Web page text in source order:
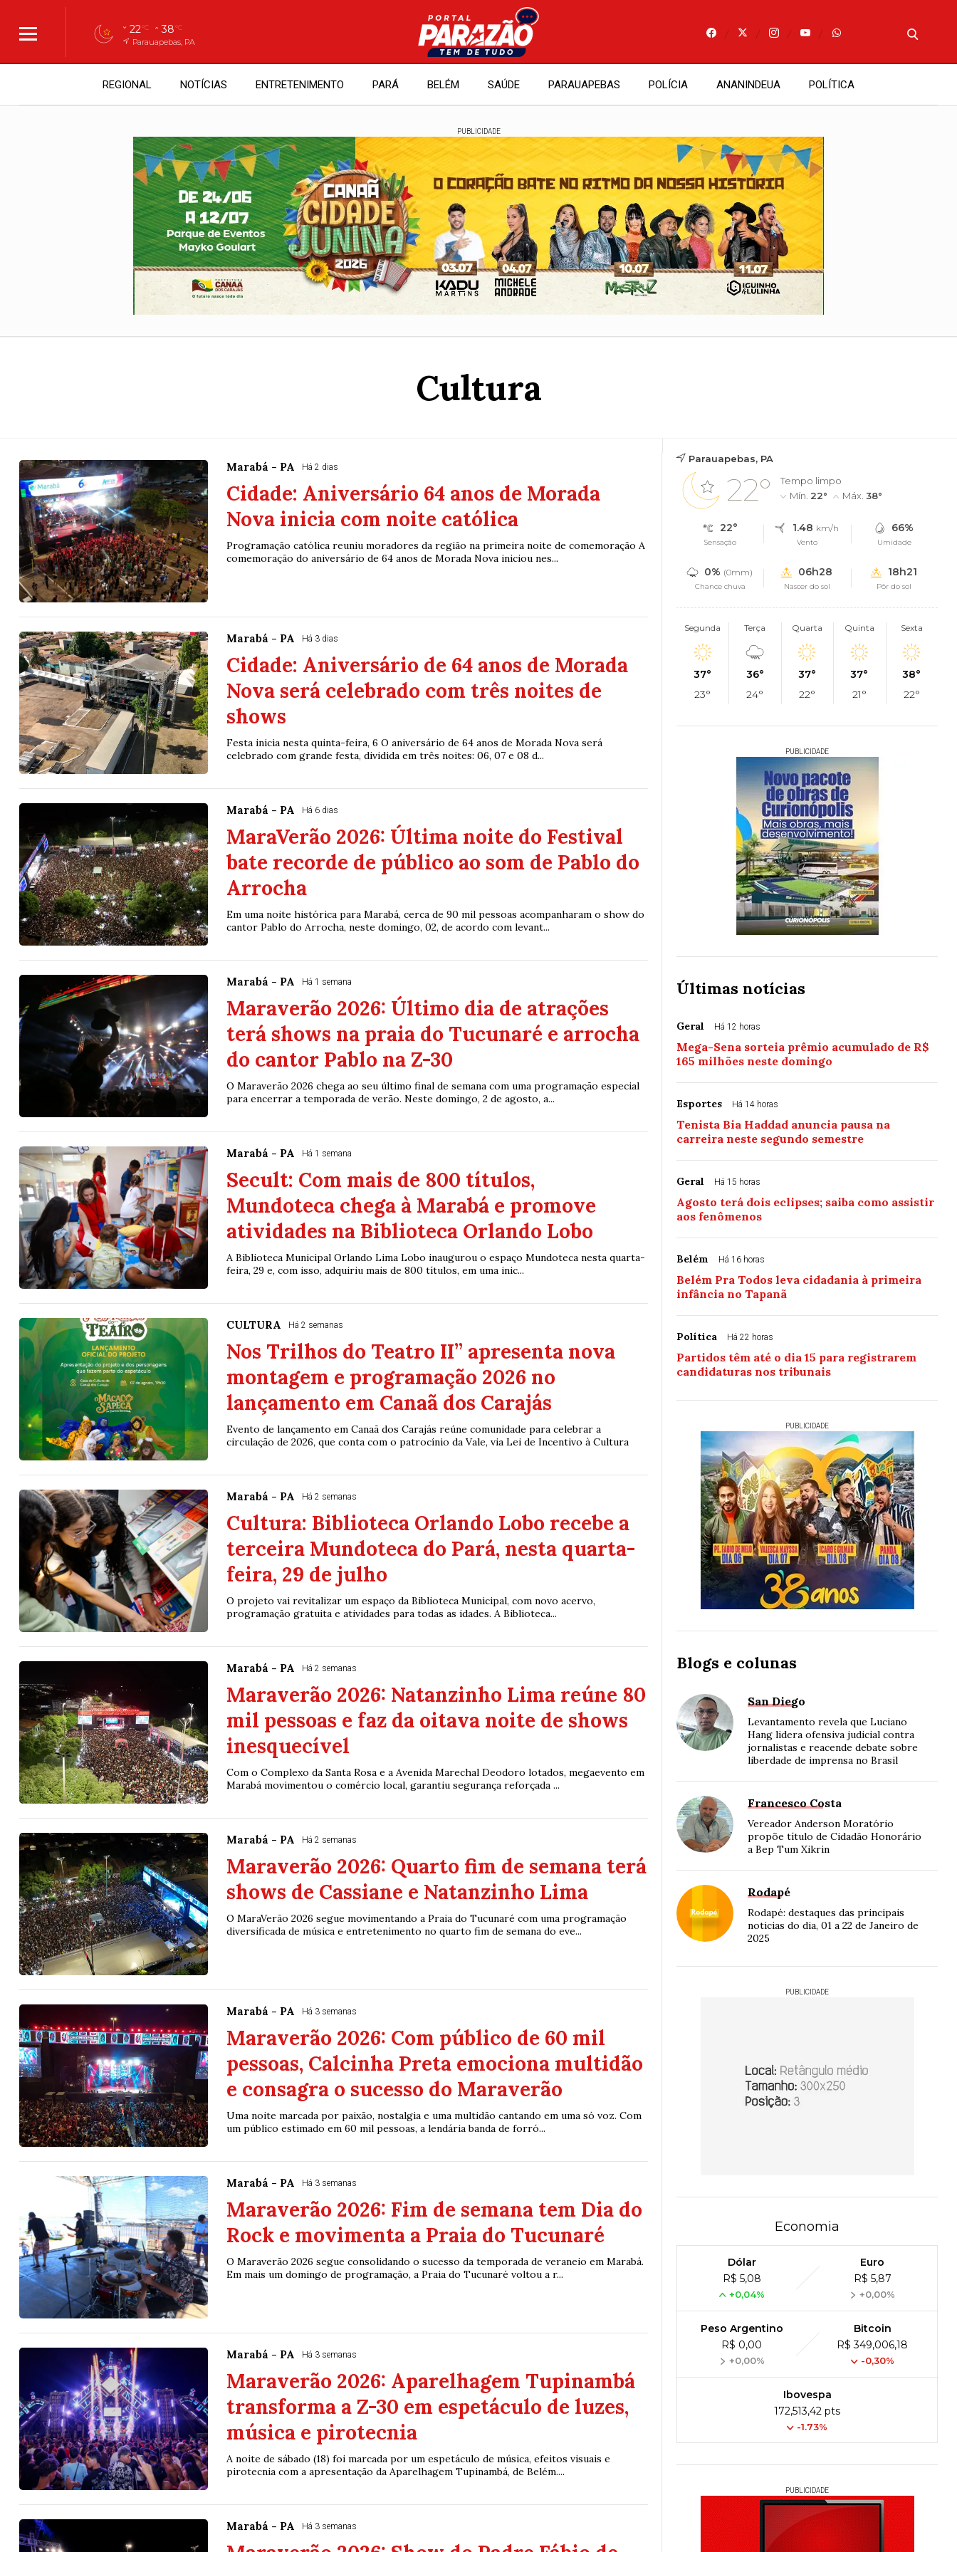
22°C 38°C
Parauapebas, PA
REGIONAL NOTÍCIAS ENTRETENIMENTO PARÁ BELÉM SAÚDE PARAUAPEBAS POLÍCIA ANANINDEUA POLÍTICA
PUBLICIDADE
Cultura
Marabá - PA Há 2 dias
Cidade: Aniversário 64 anos de Morada
Nova inicia com noite católica
Programação católica reuniu moradores da região na primeira noite de comemoração A
comemoração do aniversário de 64 anos de Morada Nova iniciou nes...
Marabá - PA Há 3 dias
Cidade: Aniversário de 64 anos de Morada
Nova será celebrado com três noites de
shows
Festa inicia nesta quinta-feira, 6 O aniversário de 64 anos de Morada Nova será
celebrado com grande festa, dividida em três noites: 06, 07 e 08 d...
Marabá - PA Há 6 dias
MaraVerão 2026: Última noite do Festival
bate recorde de público ao som de Pablo do
Arrocha
Em uma noite histórica para Marabá, cerca de 90 mil pessoas acompanharam o show do
cantor Pablo do Arrocha, neste domingo, 02, de acordo com levant...
Marabá - PA Há 1 semana
Maraverão 2026: Último dia de atrações
terá shows na praia do Tucunaré e arrocha
do cantor Pablo na Z-30
O Maraverão 2026 chega ao seu último final de semana com uma programação especial
para encerrar a temporada de verão. Neste domingo, 2 de agosto, a...
Marabá - PA Há 1 semana
Secult: Com mais de 800 títulos,
Mundoteca chega à Marabá e promove
atividades na Biblioteca Orlando Lobo
A Biblioteca Municipal Orlando Lima Lobo inaugurou o espaço Mundoteca nesta quarta-
feira, 29 e, com isso, adquiriu mais de 800 títulos, em uma inic...
CULTURA Há 2 semanas
Nos Trilhos do Teatro II” apresenta nova
montagem e programação 2026 no
lançamento em Canaã dos Carajás
Evento de lançamento em Canaã dos Carajás reúne comunidade para celebrar a
circulação de 2026, que conta com o patrocínio da Vale, via Lei de Incentivo à Cultura
Marabá - PA Há 2 semanas
Cultura: Biblioteca Orlando Lobo recebe a
terceira Mundoteca do Pará, nesta quarta-
feira, 29 de julho
O projeto vai revitalizar um espaço da Biblioteca Municipal, com novo acervo,
programação gratuita e atividades para todas as idades. A Biblioteca...
Marabá - PA Há 2 semanas
Maraverão 2026: Natanzinho Lima reúne 80
mil pessoas e faz da oitava noite de shows
inesquecível
Com o Complexo da Santa Rosa e a Avenida Marechal Deodoro lotados, megaevento em
Marabá movimentou o comércio local, garantiu segurança reforçada ...
Marabá - PA Há 2 semanas
Maraverão 2026: Quarto fim de semana terá
shows de Cassiane e Natanzinho Lima
O MaraVerão 2026 segue movimentando a Praia do Tucunaré com uma programação
diversificada de música e entretenimento no quarto fim de semana do eve...
Marabá - PA Há 3 semanas
Maraverão 2026: Com público de 60 mil
pessoas, Calcinha Preta emociona multidão
e consagra o sucesso do Maraverão
Uma noite marcada por paixão, nostalgia e uma multidão cantando em uma só voz. Com
um público estimado em 60 mil pessoas, a lendária banda de forró...
Marabá - PA Há 3 semanas
Maraverão 2026: Fim de semana tem Dia do
Rock e movimenta a Praia do Tucunaré
O Maraverão 2026 segue consolidando o sucesso da temporada de veraneio em Marabá.
Em mais um domingo de programação, a Praia do Tucunaré voltou a r...
Marabá - PA Há 3 semanas
Maraverão 2026: Aparelhagem Tupinambá
transforma a Z-30 em espetáculo de luzes,
música e pirotecnia
A noite de sábado (18) foi marcada por um espetáculo de música, efeitos visuais e
pirotecnia com a apresentação da Aparelhagem Tupinambá, de Belém....
Marabá - PA Há 3 semanas
Parauapebas, PA
22°
Tempo limpo
Mín. 22° Máx. 38°
22°
Sensação
1.48 km/h
Vento
66%
Umidade
0% (0mm)
Chance chuva
06h28
Nascer do sol
18h21
Pôr do sol
Segunda
37°
23°
Terça
36°
24°
Quarta
37°
22°
Quinta
37°
21°
Sexta
38°
22°
PUBLICIDADE
Últimas notícias
Geral Há 12 horas
Mega-Sena sorteia prêmio acumulado de R$
165 milhões neste domingo
Esportes Há 14 horas
Tenista Bia Haddad anuncia pausa na
carreira neste segundo semestre
Geral Há 15 horas
Agosto terá dois eclipses; saiba como assistir
aos fenômenos
Belém Há 16 horas
Belém Pra Todos leva cidadania à primeira
infância no Tapanã
Política Há 22 horas
Partidos têm até o dia 15 para registrarem
candidaturas nos tribunais
PUBLICIDADE
Blogs e colunas
San Diego
Levantamento revela que Luciano
Hang lidera ofensiva judicial contra
jornalistas e reacende debate sobre
liberdade de imprensa no Brasil
Francesco Costa
Vereador Anderson Moratório
propõe título de Cidadão Honorário
a Bep Tum Xikrin
Rodapé
Rodapé: destaques das principais
noticias do dia, 01 a 22 de Janeiro de
2025
PUBLICIDADE
Economia
Dólar
R$ 5,08
+0,04%
Euro
R$ 5,87
+0,00%
Peso Argentino
R$ 0,00
+0,00%
Bitcoin
R$ 349,006,18
-0,30%
Ibovespa
172,513,42 pts
-1.73%
PUBLICIDADE